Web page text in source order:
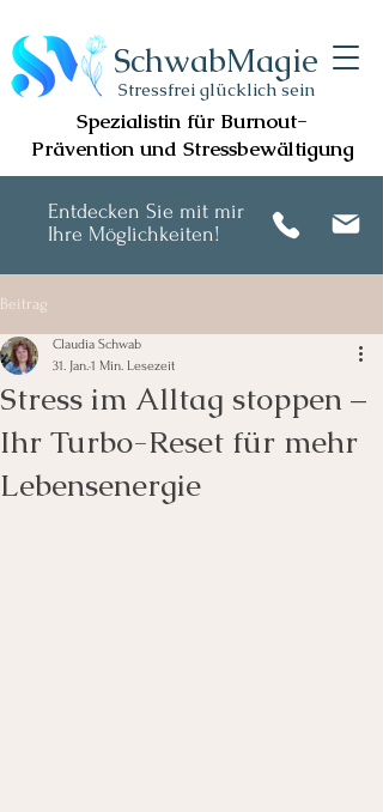
SchwabMagie
Stressfrei glücklich sein
Spezialistin für Burnout-
Prävention und Stressbewältigung
Entdecken Sie mit mir
Ihre Möglichkeiten!
Beitrag
Stress im Alltag stoppen –
Ihr Turbo-Reset für mehr
Lebensenergie
Claudia Schwab
31. Jan.1 Min. Lesezeit